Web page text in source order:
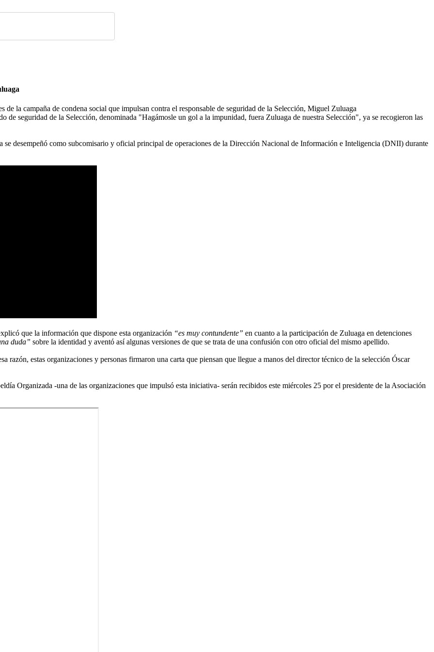
la campaña de condena social que impulsan contra el responsable de seguridad de la Selección, Miguel Zuluaga
de seguridad de la Selección, denominada "Hagámosle un gol a la impunidad, fuera Zuluaga de nuestra Selección", ya se recogieron las
desempeñó como subcomisario y oficial principal de operaciones de la Dirección Nacional de Información e Inteligencia (DNII) durante
que la información que dispone esta organización “es muy contundente” en cuanto a la participación de Zuluaga en detenciones
duda” sobre la identidad y aventó así algunas versiones de que se trata de una confusión con otro oficial del mismo apellido.
razón, estas organizaciones y personas firmaron una carta que piensan que llegue a manos del director técnico de la selección Óscar
Organizada -una de las organizaciones que impulsó esta iniciativa- serán recibidos este miércoles 25 por el presidente de la Asociación